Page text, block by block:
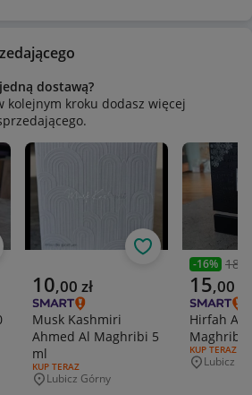
dostawą?
kolejnym kroku dodasz więcej
Aktualna cena
10,00 zł
Musk Kashmiri
Ahmed Al Maghribi 5
ml
RODZAJ OFERTY:
KUP TERAZ
Miejscowość
Lubicz Górny
Obserwuj
-16%
Aktualna
15,00
Hirfah
Maghribi
RODZAJ
KUP TERAZ
Lubicz